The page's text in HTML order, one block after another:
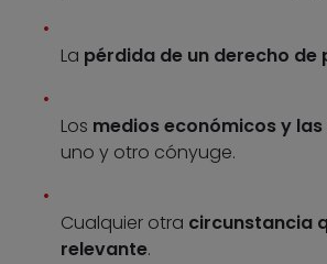
La pérdida de un derecho de
Los medios económicos y
uno y otro cónyuge.
Cualquier otra circunstancia
relevante.